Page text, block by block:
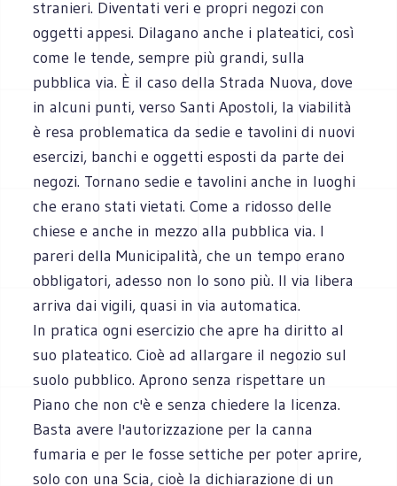
stranieri. Diventati veri e propri negozi con
oggetti appesi. Dilagano anche i plateatici, così
come le tende, sempre più grandi, sulla
pubblica via. È il caso della Strada Nuova, dove
in alcuni punti, verso Santi Apostoli, la viabilità
è resa problematica da sedie e tavolini di nuovi
esercizi, banchi e oggetti esposti da parte dei
negozi. Tornano sedie e tavolini anche in luoghi
che erano stati vietati. Come a ridosso delle
chiese e anche in mezzo alla pubblica via. I
pareri della Municipalità, che un tempo erano
obbligatori, adesso non lo sono più. Il via libera
arriva dai vigili, quasi in via automatica.
In pratica ogni esercizio che apre ha diritto al
suo plateatico. Cioè ad allargare il negozio sul
suolo pubblico. Aprono senza rispettare un
Piano che non c'è e senza chiedere la licenza.
Basta avere l'autorizzazione per la canna
fumaria e per le fosse settiche per poter aprire,
solo con una Scia, cioè la dichiarazione di un